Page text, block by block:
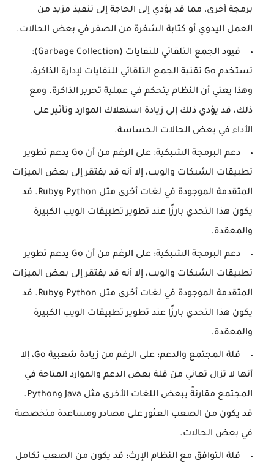
برمجة أخرى، مما قد يؤدي إلى الحاجة إلى تنفيذ مزيد من
العمل اليدوي أو كتابة الشفرة من الصفر في بعض الحالات.
قيود الجمع التلقائي للنفايات (Garbage Collection):
تستخدم Go تقنية الجمع التلقائي للنفايات لإدارة الذاكرة،
وهذا يعني أن النظام يتحكم في عملية تحرير الذاكرة. ومع
ذلك، قد يؤدي ذلك إلى زيادة استهلاك الموارد وتأثير على
الأداء في بعض الحالات الحساسة.
دعم البرمجة الشبكية: على الرغم من أن Go يدعم تطوير
تطبيقات الشبكات والويب، إلا أنه قد يفتقر إلى بعض الميزات
المتقدمة الموجودة في لغات أخرى مثل Python وRuby. قد
يكون هذا التحدي بارزًا عند تطوير تطبيقات الويب الكبيرة
والمعقدة.
دعم البرمجة الشبكية: على الرغم من أن Go يدعم تطوير
تطبيقات الشبكات والويب، إلا أنه قد يفتقر إلى بعض الميزات
المتقدمة الموجودة في لغات أخرى مثل Python وRuby. قد
يكون هذا التحدي بارزًا عند تطوير تطبيقات الويب الكبيرة
والمعقدة.
قلة المجتمع والدعم: على الرغم من زيادة شعبية Go، إلا
أنها لا تزال تعاني من قلة بعض الدعم والموارد المتاحة في
المجتمع مقارنةً ببعض اللغات الأخرى مثل Java وPython.
قد يكون من الصعب العثور على مصادر ومساعدة متخصصة
في بعض الحالات.
قلة التوافق مع النظام الإرث: قد يكون من الصعب تكامل